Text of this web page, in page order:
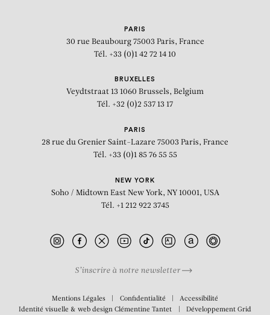
PARIS
30 rue Beaubourg 75003 Paris, France
Tél. +33 (0)1 42 72 14 10
BRUXELLES
Veydtstraat 13 1060 Brussels, Belgium
Tél. +32 (0)2 537 13 17
PARIS
28 rue du Grenier Saint-Lazare 75003 Paris, France
Tél. +33 (0)1 85 76 55 55
NEW YORK
Soho / Midtown East New York, NY 10001, USA
Tél. +1 212 922 3745
S’inscrire à notre newsletter
Mentions Légales Confidentialité
Accessibilité
Identité visuelle & web designClémentine Tantet Développement Grid